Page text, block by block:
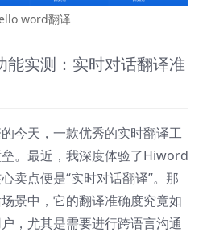
word翻译
实测：实时对话翻译准
今天，一款优秀的实时翻译工
。最近，我深度体验了Hiword
卖点便是“实时对话翻译”。那
景中，它的翻译准确度究竟如
，尤其是需要进行跨语言沟通